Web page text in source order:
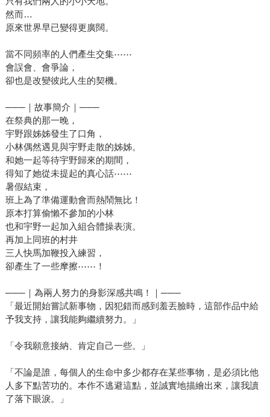
然而…
原來世界早已變得更廣闊。
當不同頻率的人們產生交集⋯⋯
會誤會、會爭論，
卻也是改變彼此人生的契機。
───｜故事簡介｜───
在祭典的那一晚，
宇野跟姊姊發生了口角，
小林偶然遇見與宇野走散的姊姊。
和她一起等待宇野歸來的期間，
得知了她從未提起的真心話⋯⋯
暑假結束，
班上為了準備運動會而熱鬧無比！
原本打算偷懶不參加的小林
也和宇野一起加入組合體操表演。
再加上同班的村井
三人快馬加鞭投入練習，
卻產生了一些摩擦⋯⋯！
───｜為兩人努力的身影深感共鳴！｜───
「最近開始嘗試新事物，因犯錯而感到羞丟臉時，這部作品中給
予我支持，讓我能夠繼續努力。」
「令我願意接納、肯定自己一些。」
「不論是誰，每個人的生命中多少都存在某些事物，是必須比他
人多下點苦功的。本作不逃避這點，並誠實地描繪出來，讓我讀
了落下眼淚。」